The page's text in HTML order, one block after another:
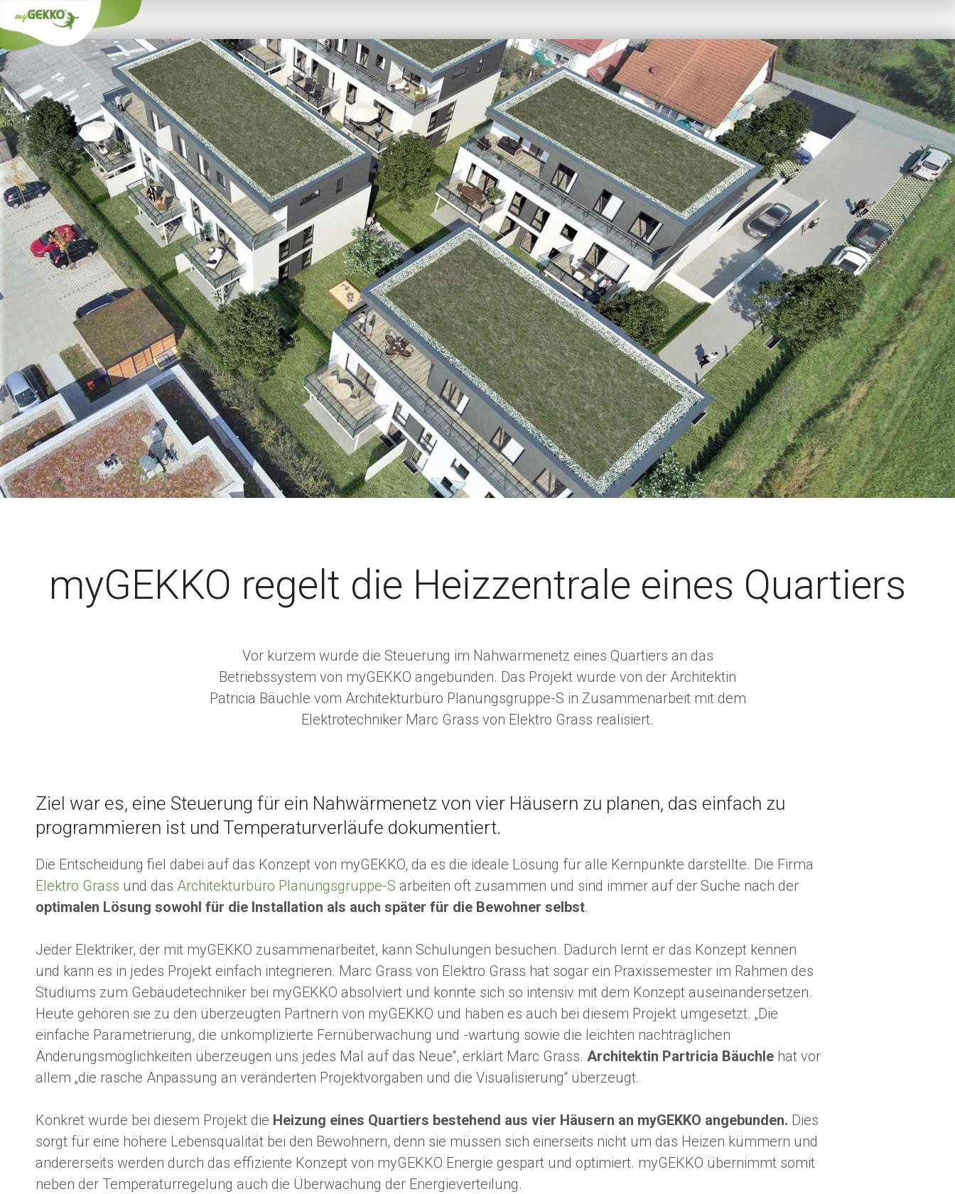
myGEKKO regelt die Heizzentrale eines Quartiers
Vor kurzem wurde die Steuerung im Nahwärmenetz eines Quartiers an das
Betriebssystem von myGEKKO angebunden. Das Projekt wurde von der Architektin
Patricia Bäuchle vom Architekturbüro Planungsgruppe-S in Zusammenarbeit mit dem
Elektrotechniker Marc Grass von Elektro Grass realisiert.
Ziel war es, eine Steuerung für ein Nahwärmenetz von vier Häusern zu planen, das einfach zu
programmieren ist und Temperaturverläufe dokumentiert.
Die Entscheidung fiel dabei auf das Konzept von myGEKKO, da es die ideale Lösung für alle Kernpunkte darstellte. Die Firma
Elektro Grass und das Architekturbüro Planungsgruppe-S arbeiten oft zusammen und sind immer auf der Suche nach der
optimalen Lösung sowohl für die Installation als auch später für die Bewohner selbst.
Jeder Elektriker, der mit myGEKKO zusammenarbeitet, kann Schulungen besuchen. Dadurch lernt er das Konzept kennen
und kann es in jedes Projekt einfach integrieren. Marc Grass von Elektro Grass hat sogar ein Praxissemester im Rahmen des
Studiums zum Gebäudetechniker bei myGEKKO absolviert und konnte sich so intensiv mit dem Konzept auseinandersetzen.
Heute gehören sie zu den überzeugten Partnern von myGEKKO und haben es auch bei diesem Projekt umgesetzt. „Die
einfache Parametrierung, die unkomplizierte Fernüberwachung und -wartung sowie die leichten nachträglichen
Änderungsmöglichkeiten überzeugen uns jedes Mal auf das Neue“, erklärt Marc Grass. Architektin Partricia Bäuchlehat vor
allem „die rasche Anpassung an veränderten Projektvorgaben und die Visualisierung“ überzeugt.
Konkret wurde bei diesem Projekt die Heizung eines Quartiers bestehend aus vier Häusern an myGEKKO angebunden. Dies
sorgt für eine höhere Lebensqualität bei den Bewohnern, denn sie müssen sich einerseits nicht um das Heizen kümmern und
andererseits werden durch das effiziente Konzept von myGEKKO Energie gespart und optimiert. myGEKKO übernimmt somit
neben der Temperaturregelung auch die Überwachung der Energieverteilung.